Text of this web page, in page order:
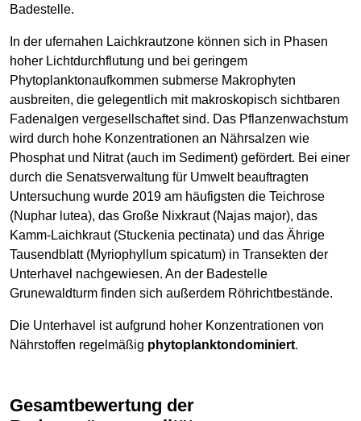
Badestelle.
In der ufernahen Laichkrautzone können sich in Phasen
hoher Lichtdurchflutung und bei geringem
Phytoplanktonaufkommen submerse Makrophyten
ausbreiten, die gelegentlich mit makroskopisch sichtbaren
Fadenalgen vergesellschaftet sind. Das Pflanzenwachstum
wird durch hohe Konzentrationen an Nährsalzen wie
Phosphat und Nitrat (auch im Sediment) gefördert. Bei einer
durch die Senatsverwaltung für Umwelt beauftragten
Untersuchung wurde 2019 am häufigsten die Teichrose
(Nuphar lutea), das Große Nixkraut (Najas major), das
Kamm-Laichkraut (Stuckenia pectinata) und das Ährige
Tausendblatt (Myriophyllum spicatum) in Transekten der
Unterhavel nachgewiesen. An der Badestelle
Grunewaldturm finden sich außerdem Röhrichtbestände.
Die Unterhavel ist aufgrund hoher Konzentrationen von
Nährstoffen regelmäßig phytoplanktondominiert.
Gesamtbewertung der